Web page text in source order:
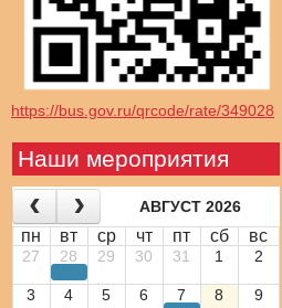
https://bus.gov.ru/qrcode/rate/349028
Наши мероприятия
АВГУСТ 2026
пн вт ср чт пт сб вс
27 28 29 30 31 1 2
3 4 5 6 7 8 9